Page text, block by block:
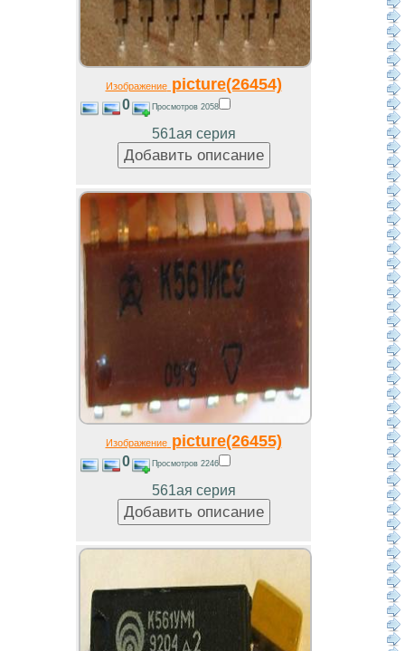
Изображениеpicture(26454)
0 Просмотров 2058
561ая серия
Изображениеpicture(26455)
0 Просмотров 2246
561ая серия